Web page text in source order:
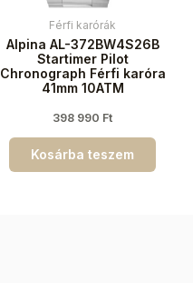
Férfi karórák
Alpina AL-372BW4S26B
Startimer Pilot
Chronograph Férfi karóra
41mm 10ATM
398 990 Ft
Kosárba teszem